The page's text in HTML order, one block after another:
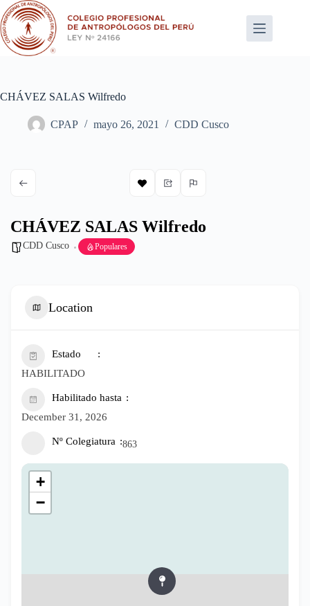
Saltar
al
contenido
CHÁVEZ SALAS Wilfredo
CPAP mayo 26, 2021 CDD Cusco
CHÁVEZ SALAS Wilfredo
CDD Cusco Populares
Location
Estado
HABILITADO
Habilitado hasta
December 31, 2026
Nº Colegiatura 863
+
−